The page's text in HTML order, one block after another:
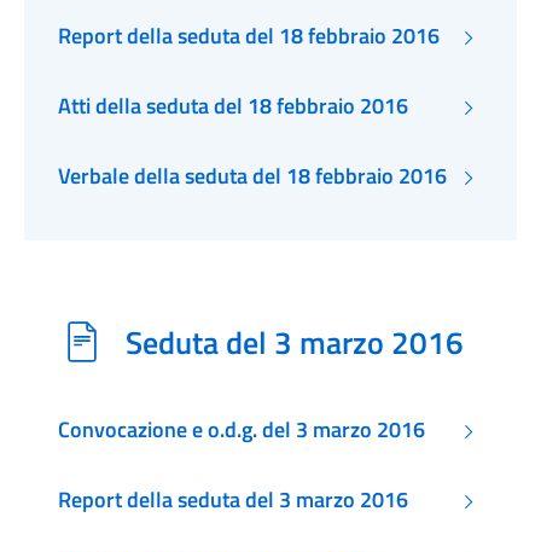
Report della seduta del 18 febbraio 2016
Atti della seduta del 18 febbraio 2016
Verbale della seduta del 18 febbraio 2016
Seduta del 3 marzo 2016
Convocazione e o.d.g. del 3 marzo 2016
Report della seduta del 3 marzo 2016